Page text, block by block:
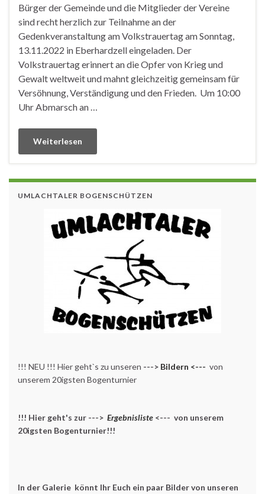
Bürger der Gemeinde und die Mitglieder der Vereine
sind recht herzlich zur Teilnahme an der
Gedenkveranstaltung am Volkstrauertag am Sonntag,
13.11.2022 in Eberhardzell eingeladen. Der
Volkstrauertag erinnert an die Opfer von Krieg und
Gewalt weltweit und mahnt gleichzeitig gemeinsam für
Versöhnung, Verständigung und den Frieden. Um 10:00
Uhr Abmarsch an …
Weiterlesen
UMLACHTALER BOGENSCHÜTZEN
!!! NEU !!! Hier geht`s zu unseren ---> Bildern <--- von
unserem 20igsten Bogenturnier
!!! Hier geht's zur ---> Ergebnisliste <--- von unserem
20igsten Bogenturnier!!!
In der Galerie könnt Ihr Euch ein paar Bilder von unseren